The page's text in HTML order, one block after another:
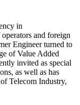
in
and foreign
Engineer turned to
of Value Added
invited as special
as well as has
Telecom Industry,